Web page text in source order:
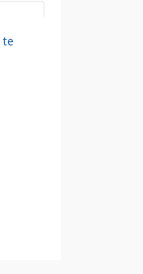
te